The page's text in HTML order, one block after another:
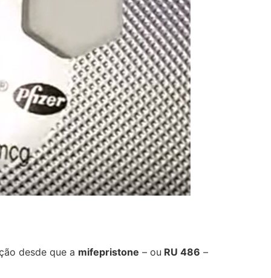
desde que a mifepristone – ou RU 486 –
(1999997****
em http://www.proaborto.com)
Entao q seja
22/05/2026 17:09:25
G (1199866**** em
http://www.proaborto.com)
Mulheres vocês sabem dizer
quem já tomou os remédio se
depois que para de menstruar
começa a sair um líquido
transparente, se é normal ?
http://www.proaborto.com)